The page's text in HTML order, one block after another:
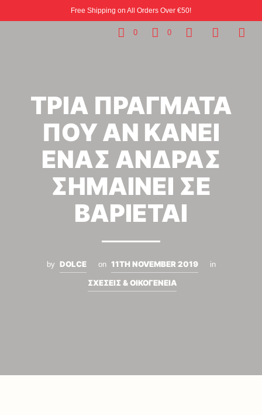
Free Shipping on All Orders Over €50!
0 0
ΤΡΙΑ ΠΡΑΓΜΑΤΑ
ΠΟΥ ΑΝ ΚΑΝΕΙ
ΕΝΑΣ ΑΝΔΡΑΣ
ΣΗΜΑΙΝΕΙ ΣΕ
ΒΑΡΙΕΤΑΙ
by DOLCE on 11TH NOVEMBER 2019 in
ΣΧΕΣΕΙΣ & ΟΙΚΟΓΕΝΕΙΑ